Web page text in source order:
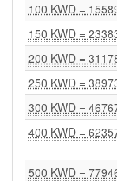
100 KWD =
150 KWD =
200 KWD =
250 KWD =
300 KWD =
400 KWD =
500 KWD =